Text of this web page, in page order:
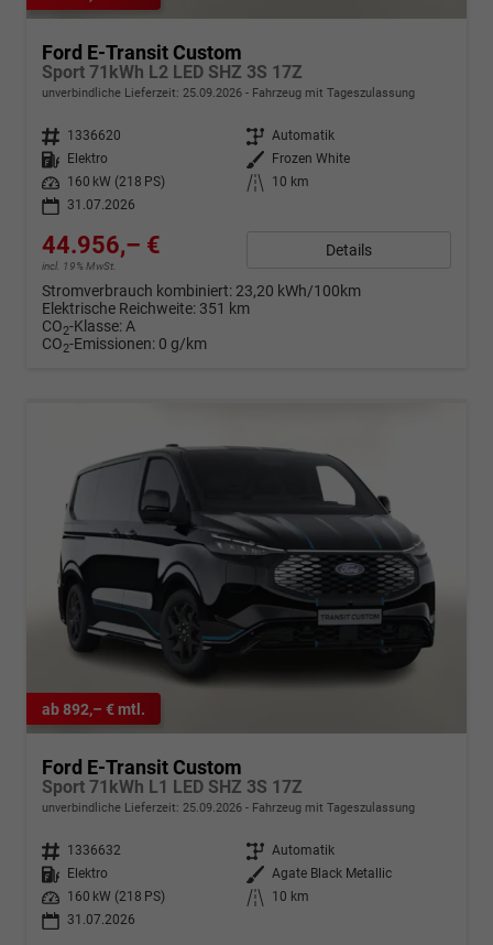
Ford E-Transit Custom
Sport 71kWh L2 LED SHZ 3S 17Z
unverbindliche Lieferzeit: 25.09.2026 Fahrzeug mit Tageszulassung
Fahrzeugnr. 1336620 Getriebe Automatik
Kraftstoff
Elektro Außenfarbe
Frozen White
Leistung
160 kW (218 PS) Kilometerstand
10 km
31.07.2026
44.956,– €
incl. 19% MwSt.
Details
Stromverbrauch kombiniert: 23,20 kWh/100km
Elektrische Reichweite: 351 km
CO2-Klasse:A
CO2-Emissionen: 0 g/km
ab 892,– € mtl.
Ford E-Transit Custom
Sport 71kWh L1 LED SHZ 3S 17Z
unverbindliche Lieferzeit: 25.09.2026 Fahrzeug mit Tageszulassung
Fahrzeugnr. 1336632 Getriebe Automatik
Kraftstoff
Elektro Außenfarbe Agate Black Metallic
Leistung
160 kW (218 PS) Kilometerstand
10 km
31.07.2026